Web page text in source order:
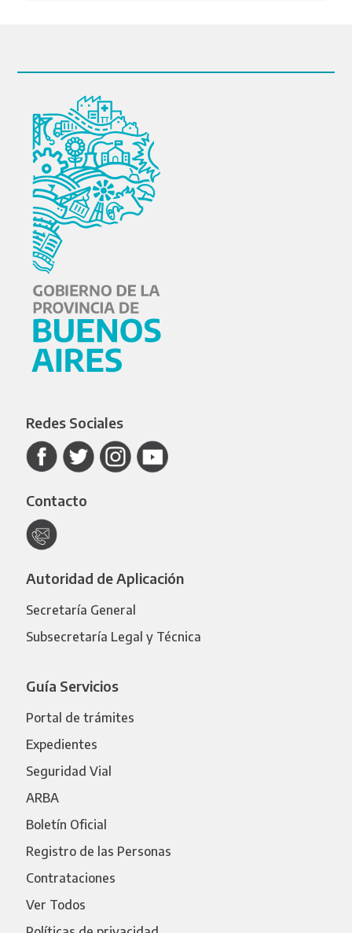
Redes Sociales
Contacto
Autoridad de Aplicación
Secretaría General
Subsecretaría Legal y Técnica
Guía Servicios
Portal de trámites
Expedientes
Seguridad Vial
ARBA
Boletín Oficial
Registro de las Personas
Contrataciones
Ver Todos